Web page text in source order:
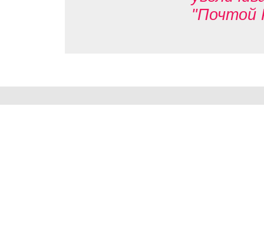
"Почтой